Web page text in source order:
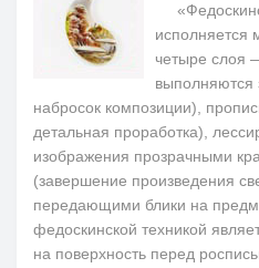
исполняется
четыре слоя
выполняются
набросок композиции),
детальная проработка),
изображения прозрачными
(завершение произведения
передающими блики на
федоскинской техникой
на поверхность перед